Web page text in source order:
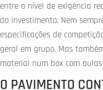
entre o nível de exigência
do investimento. Nem
especificações de
geral em grupo. Mas
material num box com
O PAVIMENTO